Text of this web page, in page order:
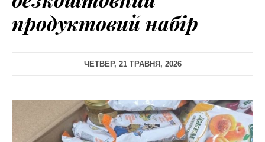
продуктовий набір
ЧЕТВЕР, 21 ТРАВНЯ, 2026